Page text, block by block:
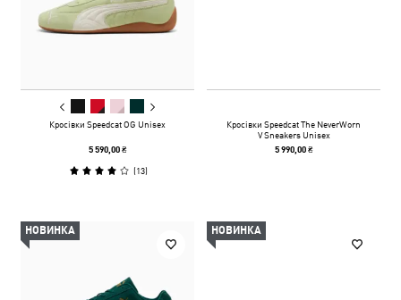
Кросівки Speedcat OG Unisex
5 590,00 ₴
(13)
Кросівки Speedcat The NeverWorn
V Sneakers Unisex
5 990,00 ₴
НОВИНКА НОВИНКА